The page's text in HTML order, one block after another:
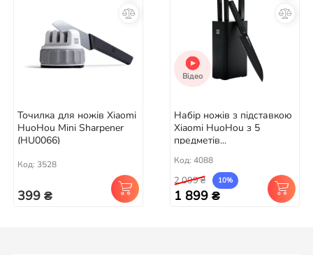
Точилка для ножів Xiaomi
HuoHou Mini Sharpener
(HU0066)
Код: 3528
399 ₴
Відео
Набір ножів з підставкою
Xiaomi HuoHou з 5
предметів...
Код: 4088
2 099 ₴ 10%
1 899 ₴